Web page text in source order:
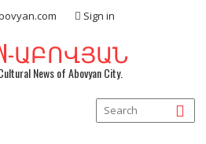
Sign in
ԱԲՈՎՅԱՆ
News of Abovyan City.